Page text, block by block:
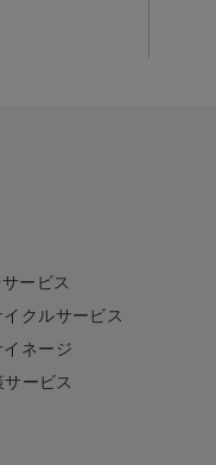
ービス
クルサービス
ネージ
ービス